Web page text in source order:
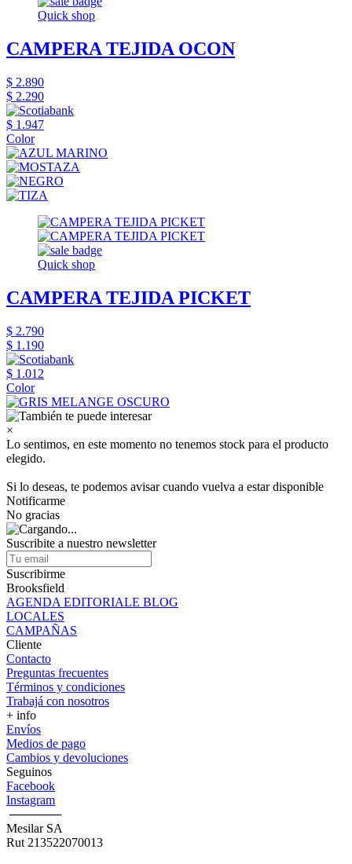
Quick shop
CAMPERA TEJIDA OCON
$ 2.890
$ 2.290
$ 1.947
Color
Quick shop
CAMPERA TEJIDA PICKET
$ 2.790
$ 1.190
$ 1.012
Color
×
Lo sentimos, en este momento no tenemos stock para el producto
elegido.
Si lo deseas, te podemos avisar cuando vuelva a estar disponible
Notificarme
No gracias
Suscribite a nuestro newsletter
Suscribirme
Brooksfield
AGENDA EDITORIALE BLOG
LOCALES
CAMPAÑAS
Cliente
Contacto
Preguntas frecuentes
Términos y condiciones
Trabajá con nosotros
+ info
Envíos
Medios de pago
Cambios y devoluciones
Seguinos
Facebook
Instagram
‎ ──────
Mesilar SA
Rut 213522070013